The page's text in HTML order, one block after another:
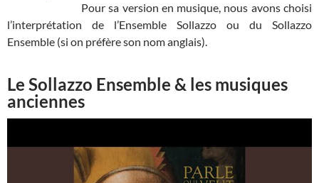
Pour sa version en musique, nous avons choisi
l’interprétation de l’Ensemble Sollazzo ou du Sollazzo
Ensemble (si on préfère son nom anglais).
Le Sollazzo Ensemble & les musiques
anciennes